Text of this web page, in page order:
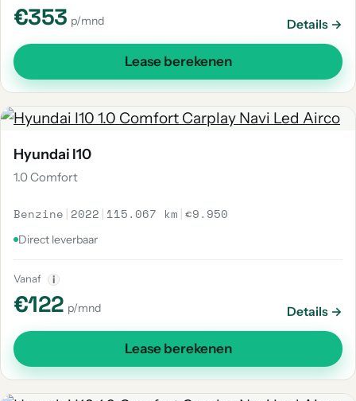
€353 p/mnd Details →
Lease berekenen
Hyundai I10
1.0 Comfort
Benzine | 2022 | 115.067 km |€9.950
Direct leverbaar
Vanaf i
€122 p/mnd Details →
Lease berekenen